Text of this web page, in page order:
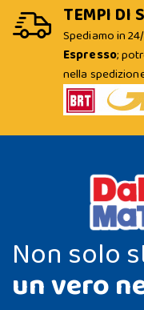
TEMPI DI
Spediamo in
Espresso;
nella
Non solo
un vero